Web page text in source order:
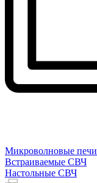
Микроволновые печи
Встраиваемые СВЧ
Настольные СВЧ